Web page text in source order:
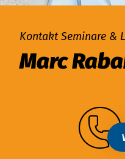
Kontakt Seminare &
Marc